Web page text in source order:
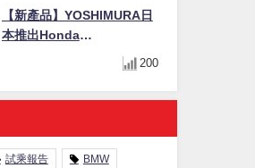
【新產品】YOSHIMURA日
本推出Honda
CB1000F/CB1000 HORNET
專用水箱護網，六角網紋設
計質感升級
200
試乘報告 BMW